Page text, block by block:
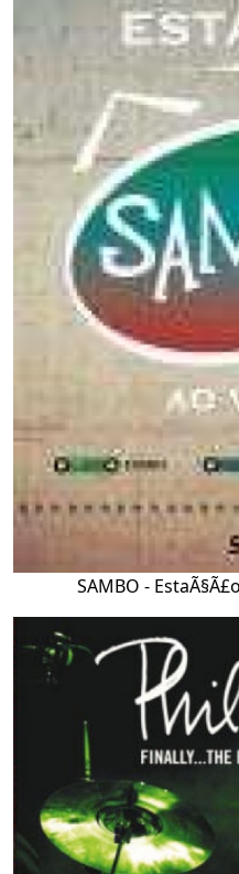
SAMBO -